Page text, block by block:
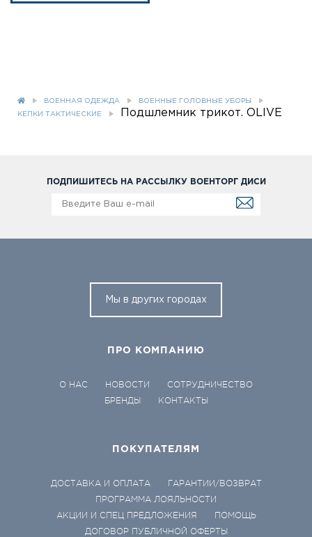
ВОЕННАЯ ОДЕЖДА ВОЕННЫЕ ГОЛОВНЫЕ УБОРЫ
КЕПКИ ТАКТИЧЕСКИЕ Подшлемник трикот. OLIVE
ПОДПИШИТЕСЬ НА РАССЫЛКУ ВОЕНТОРГ ДИСИ
Мы в других городах
ПРО КОМПАНИЮ
О НАС НОВОСТИ
СОТРУДНИЧЕСТВО
БРЕНДЫ
КОНТАКТЫ
ПОКУПАТЕЛЯМ
ДОСТАВКА И ОПЛАТА
ГАРАНТИИ/ВОЗВРАТ
ПРОГРАММА ЛОЯЛЬНОСТИ
АКЦИИ И СПЕЦ ПРЕДЛОЖЕНИЯ
ПОМОЩЬ
ДОГОВОР ПУБЛИЧНОЙ ОФЕРТЫ